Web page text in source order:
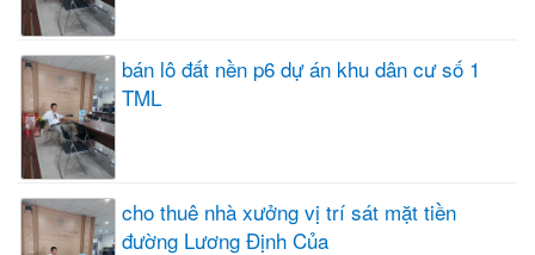
bán lô đất nền p6 dự án khu dân cư số 1
TML
cho thuê nhà xưởng vị trí sát mặt tiền
đường Lương Định Của